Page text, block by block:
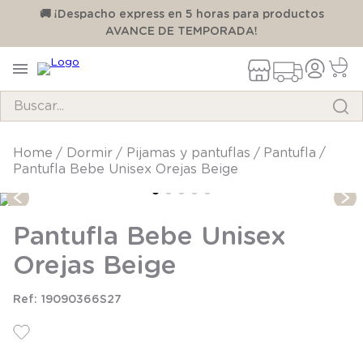
🚚 ¡Despacho express en 5 horas para productos
AVANCE DE TEMPORADA!
dormir pijamas y pantuflas
pantufla
Pantufla Bebe Unisex Orejas Beige
Pantufla Bebe Unisex
Orejas Beige
19090366S27
TÉRMINOS MÁS BUSCADOS
3.
zapatillas
4 .
body
5
panty